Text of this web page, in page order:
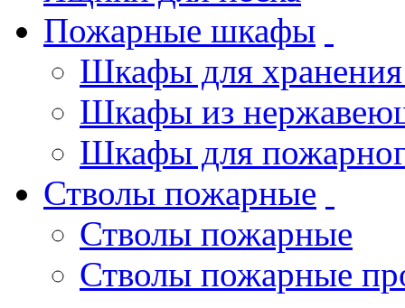
Пожарные шкафы
Шкафы для хранения
Шкафы из
Шкафы для
Стволы пожарные
Стволы пожарные
Стволы пожарные